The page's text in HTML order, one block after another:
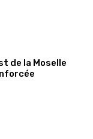
de la Moselle